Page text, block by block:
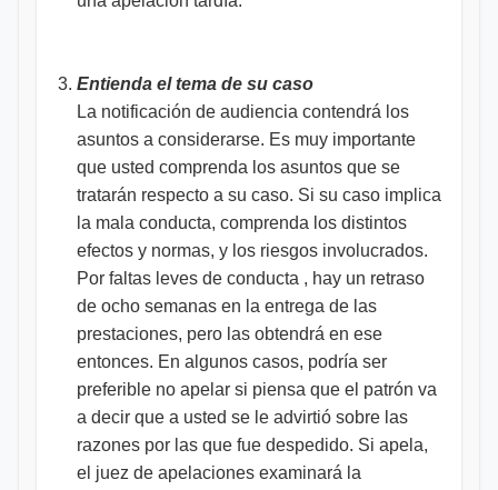
Entienda el tema de su caso
La notificación de audiencia contendrá los
asuntos a considerarse. Es muy importante
que usted comprenda los asuntos que se
tratarán respecto a su caso. Si su caso implica
la mala conducta, comprenda los distintos
efectos y normas, y los riesgos involucrados.
Por faltas leves de conducta , hay un retraso
de ocho semanas en la entrega de las
prestaciones, pero las obtendrá en ese
entonces. En algunos casos, podría ser
preferible no apelar si piensa que el patrón va
a decir que a usted se le advirtió sobre las
razones por las que fue despedido. Si apela,
el juez de apelaciones examinará la